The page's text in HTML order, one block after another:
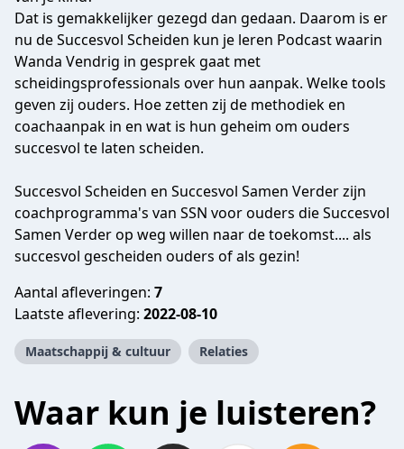
Dat is gemakkelijker gezegd dan gedaan. Daarom is er
nu de Succesvol Scheiden kun je leren Podcast waarin
Wanda Vendrig in gesprek gaat met
scheidingsprofessionals over hun aanpak. Welke tools
geven zij ouders. Hoe zetten zij de methodiek en
coachaanpak in en wat is hun geheim om ouders
succesvol te laten scheiden.
Succesvol Scheiden en Succesvol Samen Verder zijn
coachprogramma's van SSN voor ouders die Succesvol
Samen Verder op weg willen naar de toekomst.... als
succesvol gescheiden ouders of als gezin!
Aantal afleveringen: 7
Laatste aflevering: 2022-08-10
Maatschappij & cultuur Relaties
Waar kun je luisteren?